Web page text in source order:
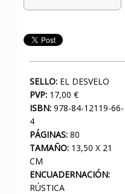
SELLO: EL DESVELO
PVP: 17,00 €
ISBN: 978-84-12119-66-
4
PÁGINAS: 80
TAMAÑO: 13,50 X 21
CM
ENCUADERNACIÓN:
RÚSTICA